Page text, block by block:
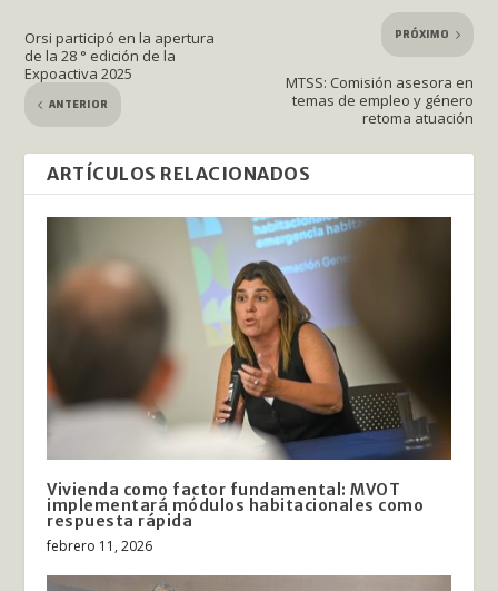
Orsi participó en la apertura
de la 28 ° edición de la
Expoactiva 2025
ANTERIOR
PRÓXIMO
MTSS: Comisión asesora en
temas de empleo y género
retoma atuación
ARTÍCULOS RELACIONADOS
Vivienda como factor fundamental: MVOT
implementará módulos habitacionales como
respuesta rápida
febrero 11, 2026